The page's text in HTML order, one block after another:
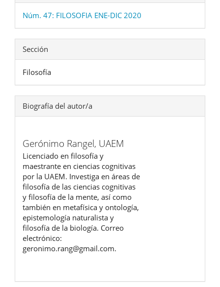
Núm. 47: FILOSOFIA ENE-DIC 2020
Sección
Filosofía
Biografía del autor/a
Gerónimo Rangel, UAEM
Licenciado en filosofía y
maestrante en ciencias cognitivas
por la UAEM. Investiga en áreas de
filosofía de las ciencias cognitivas
y filosofía de la mente, así como
también en metafísica y ontología,
epistemología naturalista y
filosofía de la biología. Correo
electrónico:
geronimo.rang@gmail.com.